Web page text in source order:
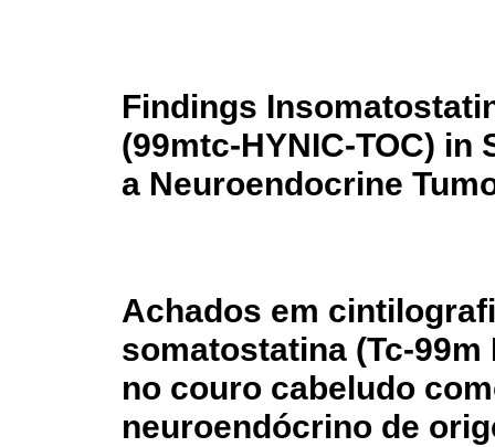
Findings
(99mtc-HYNIC-TOC)
a Neuroendocrine
Achados em
somatostatina (Tc-99m
no couro cabeludo
neuroendócrino de